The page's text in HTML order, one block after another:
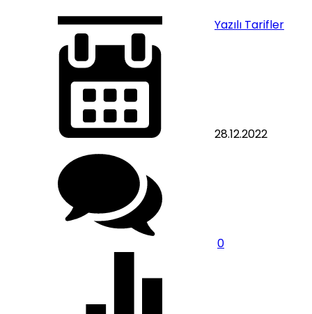
Yazılı Tarifler
28.12.2022
0